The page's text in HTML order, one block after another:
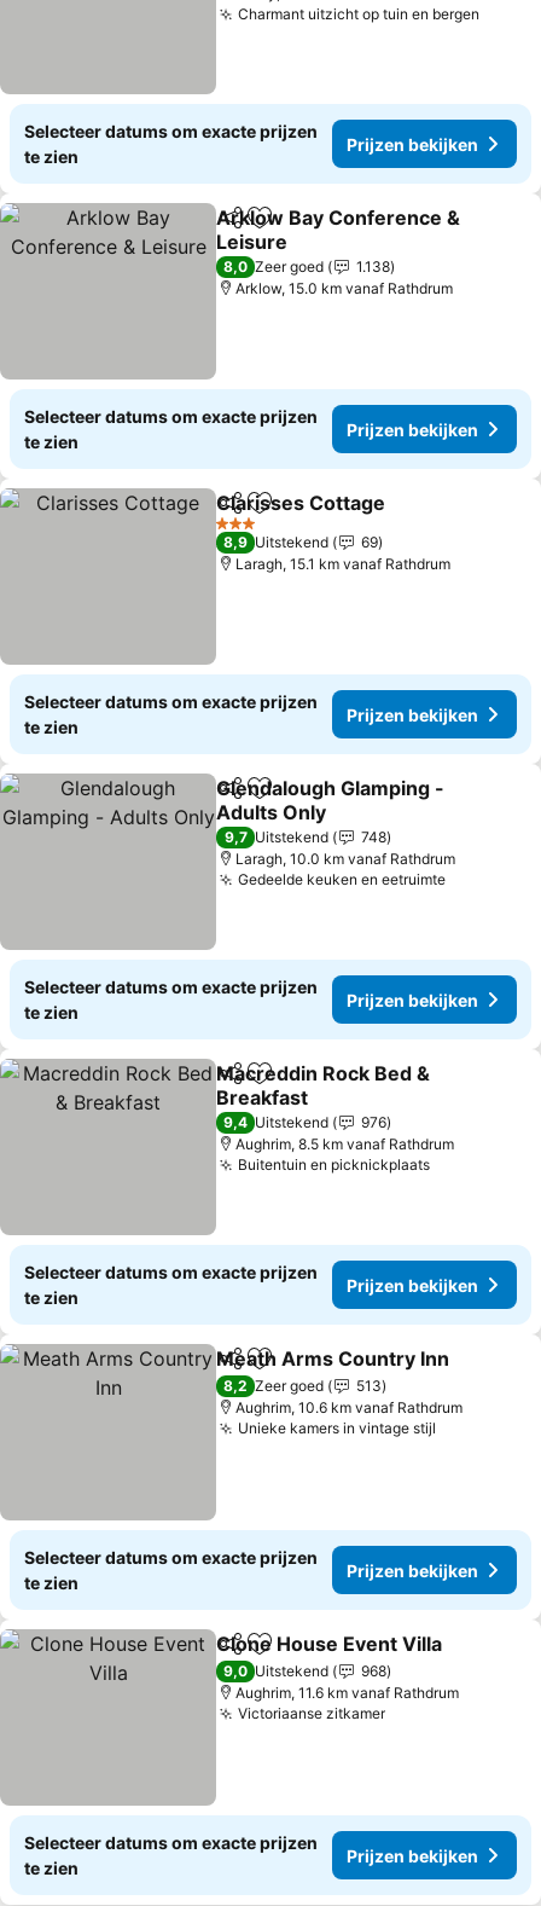
Charmant uitzicht op tuin en bergen
Selecteer datums om exacte prijzen
te zien
Prijzen bekijken
DelenToevoegen aan favorieten
Arklow Bay Conference &
Leisure
Prijzen bekijken
8,0 Zeer goed
1.138
Arklow, 15.0 km vanaf Rathdrum
Selecteer datums om exacte prijzen
te zien
Prijzen bekijken
DelenToevoegen aan favorieten
Clarisses Cottage
3 Sterren
8,9 Uitstekend
69
Laragh, 15.1 km vanaf Rathdrum
Selecteer datums om exacte prijzen
te zien
Prijzen bekijken
DelenToevoegen aan favorieten
Glendalough Glamping -
Adults Only
Prijzen bekijken
9,7 Uitstekend
748
Laragh, 10.0 km vanaf Rathdrum
Gedeelde keuken en eetruimtePrijzen
Selecteer datums om exacte prijzen
te zien
Prijzen bekijken
DelenToevoegen aan favorieten
Macreddin Rock Bed &
Breakfast
Prijzen bekijken
9,4 Uitstekend
976
Aughrim, 8.5 km vanaf Rathdrum
Buitentuin en picknickplaatsPrijzen
Selecteer datums om exacte prijzen
te zien
Prijzen bekijken
DelenToevoegen aan favorieten
Meath Arms Country Inn
8,2 Zeer goed
513
Aughrim, 10.6 km vanaf Rathdrum
Unieke kamers in vintage stijl
Selecteer datums om exacte prijzen
te zien
Prijzen bekijken
DelenToevoegen aan favorieten
Clone House Event Villa
9,0 Uitstekend
968
Aughrim, 11.6 km vanaf Rathdrum
Victoriaanse zitkamerPrijzen bekijken
Selecteer datums om exacte prijzen
te zien
Prijzen bekijken